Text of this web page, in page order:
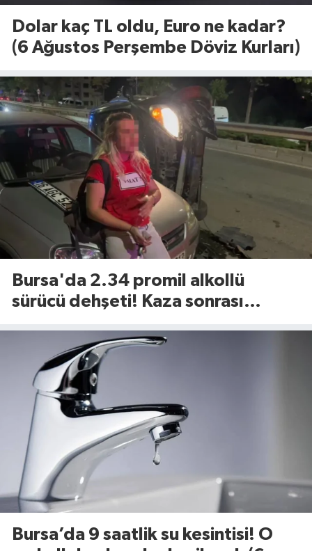
Dolar kaç TL oldu, Euro ne kadar?
(6 Ağustos Perşembe Döviz Kurları)
Bursa'da 2.34 promil alkollü
sürücü dehşeti! Kaza sonrası
Bursa’da 9 saatlik su kesintisi! O